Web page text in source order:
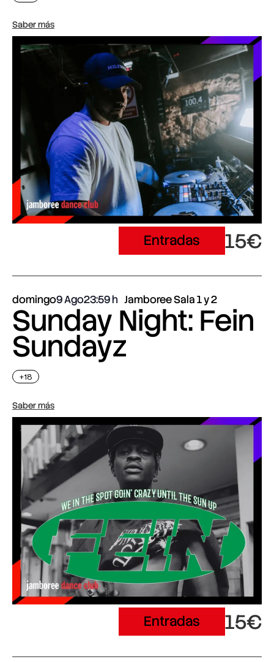
Saber más
Entradas 15€
domingo9 Ago23:59 Jamboree Sala 1 y 2
Sunday Night: Fein
Sundayz
+18
Saber más
Entradas 15€